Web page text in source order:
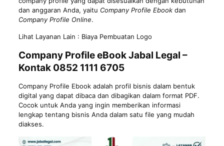
dan anggaran Anda, yaitu Company Profile Ebookdan
Company Profile Online.
Lihat Layanan Lain : Biaya Pembuatan Logo
Company Profile eBook Jabal Legal –
Kontak 0852 1111 6705
Company Profile Ebook adalah profil bisnis dalam bentuk
digital yang dapat dibaca dan dibagikan dalam format PDF.
Cocok untuk Anda yang ingin memberikan informasi
lengkap tentang bisnis Anda dalam satu file yang mudah
diakses.